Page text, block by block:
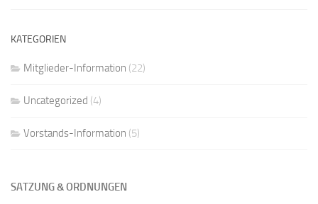
KATEGORIEN
Mitglieder-Information (22)
Uncategorized (4)
Vorstands-Information (5)
SATZUNG & ORDNUNGEN